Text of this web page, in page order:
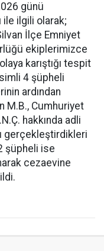
günü
ile ilgili olarak;
İlçe Emniyet
ekiplerimizce
karıştığı tespit
4 şüpheli
ardından
M.B., Cumhuriyet
hakkında adli
gerçekleştirdikleri
şüpheli ise
cezaevine